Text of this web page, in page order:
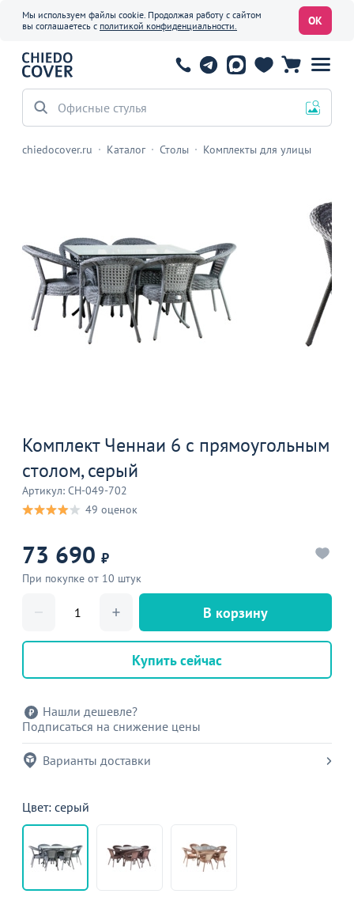
Мы используем файлы cookie. Продолжая работу с сайтом
вы соглашаетесь с политикой конфиденциальности. ОК
Офисные стулья
chiedocover.ru Каталог Столы Комплекты для улицы
Комплект Ченнаи 6 с прямоугольным
столом, серый
Артикул: CH-049-702
49 оценок
73 690 ₽
При покупке от 10 штук
В корзину
Купить сейчас
Нашли дешевле?
Подписаться на снижение цены
Варианты доставки
Цвет: серый